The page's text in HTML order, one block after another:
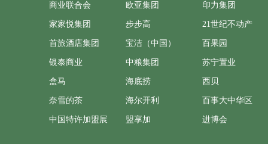
商业联合会 欧亚集团 印力集团
家家悦集团 步步高 21世纪不动产
首旅酒店集团 宝洁（中国） 百果园
银泰商业 中粮集团 苏宁置业
盒马 海底捞 西贝
奈雪的茶 海尔开利 百事大中华区
中国特许加盟展 盟享加 进博会